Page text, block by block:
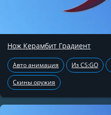
Нож Керамбит Градиент
Авто анимация Из CS:GO
Скины оружия